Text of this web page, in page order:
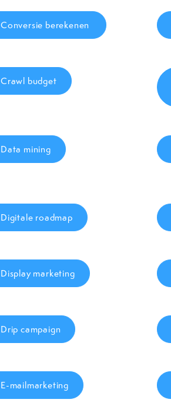
Conversie berekenen
Crawl budget
Data mining
Digitale roadmap
Display marketing
Drip campaign
E-mailmarketing